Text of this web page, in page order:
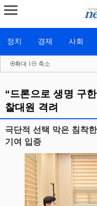
정치 경제 사회
확대 l 축소
“드론으로 생명 구
찰대원 격려
극단적 선택 막은 침착
기여 입증